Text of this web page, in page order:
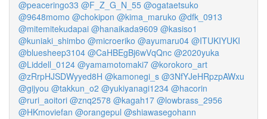
@peaceringo33 @F_Z_G_N_55 @ogataetsuko
@9648momo @chokipon @kima_maruko @dfk_0913
@mitemitekudapai @hanaikada9609 @kasiso1
@kuniaki_shimbo @microeriko @ayumaru04 @ITUKIYUKI
@bluesheep3104 @CaHBEgBj6wVqQnc @2020yuka
@Liddell_0124 @yamamotomaki7 @korokoro_art
@zRrpHJSDWyyed8H @kamonegi_s @3NfYJeHRpzpAWxu
@gijyou @takkun_o2 @yukiyanagi1234 @hacorin
@ruri_aoitori @znq2578 @kagah17 @lowbrass_2956
@HKmoviefan @orangepul @shiawasegohann